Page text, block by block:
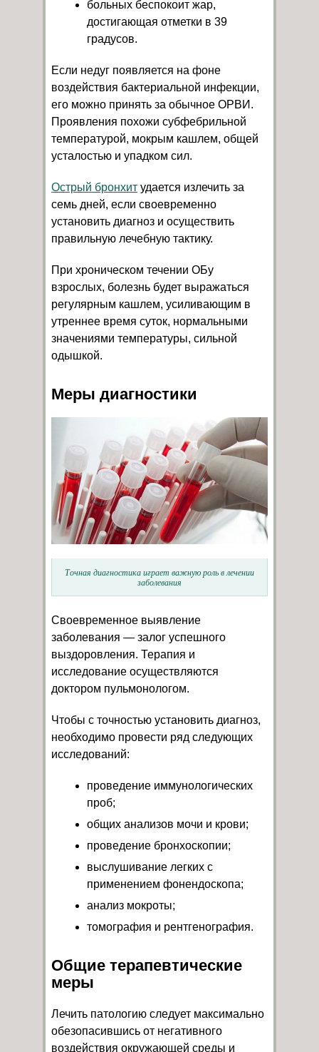
больных беспокоит жар,
достигающая отметки в 39
градусов.
Если недуг появляется на фоне
воздействия бактериальной инфекции,
его можно принять за обычное ОРВИ.
Проявления похожи субфебрильной
температурой, мокрым кашлем, общей
усталостью и упадком сил.
Острый бронхит удается излечить за
семь дней, если своевременно
установить диагноз и осуществить
правильную лечебную тактику.
При хроническом течении ОБу
взрослых, болезнь будет выражаться
регулярным кашлем, усиливающим в
утреннее время суток, нормальными
значениями температуры, сильной
одышкой.
Меры диагностики
Точная диагностика играет важную роль в лечении
заболевания
Своевременное выявление
заболевания — залог успешного
выздоровления. Терапия и
исследование осуществляются
доктором пульмонологом.
Чтобы с точностью установить диагноз,
необходимо провести ряд следующих
исследований:
проведение иммунологических
проб;
общих анализов мочи и крови;
проведение бронхоскопии;
выслушивание легких с
применением фонендоскопа;
анализ мокроты;
томография и рентгенография.
Общие терапевтические
меры
Лечить патологию следует максимально
обезопасившись от негативного
воздействия окружающей среды и